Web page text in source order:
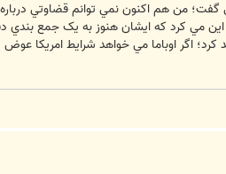
من هم اکنون نمي توانم قضاوتي
اين مي کرد که ايشان هنوز به يک جمع
اگر اوباما مي خواهد شرايط امريکا عوض